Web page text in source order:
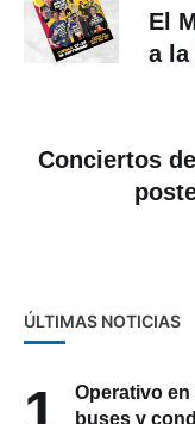
El
a la
Conciertos
ÚLTIMAS NOTICIAS
Operativo
buses y